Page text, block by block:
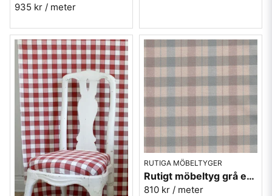
935 kr / meter
RUTIGA MÖBELTYGER
Rutigt möbeltyg grå ekobomull - Lovisa Ruta nr.390
810 kr / meter